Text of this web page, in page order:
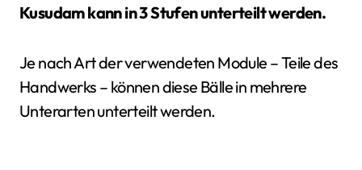
Kusudam kann in 3 Stufen unterteilt werden.
Je nach Art der verwendeten Module – Teile des
Handwerks – können diese Bälle in mehrere
Unterarten unterteilt werden.